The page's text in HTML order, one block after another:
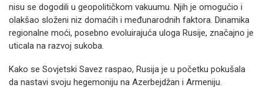
nisu se dogodili u geopolitičkom vakuumu. Njih je omogućio i
olakšao složeni niz domaćih i međunarodnih faktora. Dinamika
regionalne moći, posebno evoluirajuća uloga Rusije, značajno je
uticala na razvoj sukoba.
Kako se Sovjetski Savez raspao, Rusija je u početku pokušala
da nastavi svoju hegemoniju na Azerbejdžan i Armeniju.